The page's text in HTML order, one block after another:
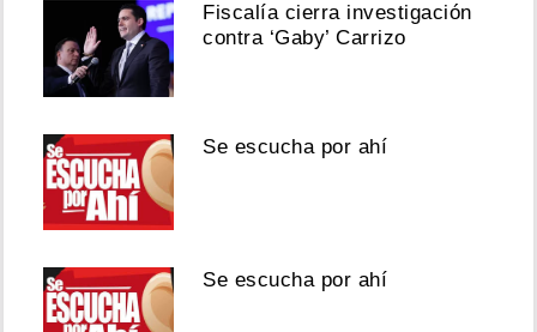
Fiscalía cierra investigación
contra ‘Gaby’ Carrizo
Se escucha por ahí
Se escucha por ahí